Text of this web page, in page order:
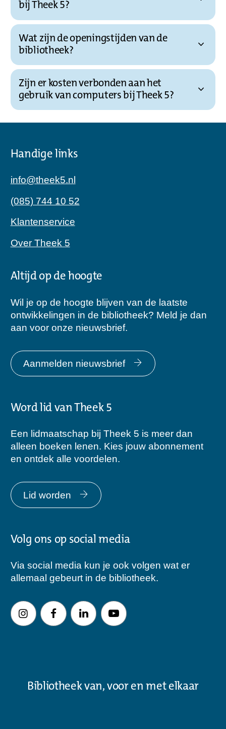
bij Theek 5?
Wat zijn de openingstijden van de
bibliotheek?
Zijn er kosten verbonden aan het
gebruik van computers bij Theek 5?
Handige links
info@theek5.nl
(085) 744 10 52
Klantenservice
Over Theek 5
Altijd op de hoogte
Wil je op de hoogte blijven van de laatste
ontwikkelingen in de bibliotheek? Meld je dan
aan voor onze nieuwsbrief.
Aanmelden nieuwsbrief
Word lid van Theek 5
Een lidmaatschap bij Theek 5 is meer dan
alleen boeken lenen. Kies jouw abonnement
en ontdek alle voordelen.
Lid worden
Volg ons op social media
Via social media kun je ook volgen wat er
allemaal gebeurt in de bibliotheek.
Bibliotheek van, voor en met elkaar